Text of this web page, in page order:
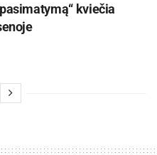
kviečia